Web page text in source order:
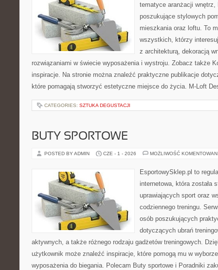
tematyce aranżacji
poszukujące stylowych
mieszkania oraz loftu. To
wszystkich, którzy
z architekturą, dekoracją
rozwiązaniami w świecie wyposażenia i wystroju. Zobacz także
inspiracje. Na stronie można znaleźć praktyczne publikacje
które pomagają stworzyć estetyczne miejsce do życia. M-Loft
CATEGORIES: SZTUKA DEGUSTACJI
BUTY SPORTOWE
POSTED BY ADMIN CZE - 1 - 2026 MOŻLIWOŚĆ
EsportowySklep.pl to
internetowa, która została
uprawiających sport oraz
codziennego treningu.
osób poszukujących
dotyczących ubrań
aktywnych, a także różnego rodzaju gadżetów treningowych.
użytkownik może znaleźć inspiracje, które pomogą mu w
wyposażenia do biegania. Polecam Buty sportowe i Poradniki